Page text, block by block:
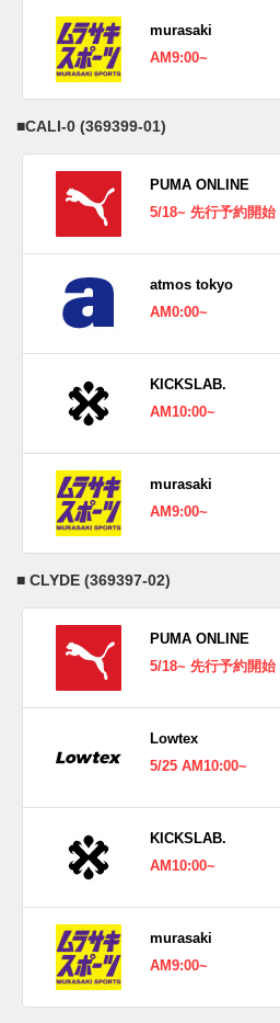
murasaki
AM9:00~
■CALI-0 (369399-01)
PUMA ONLINE
5/18~ 先行予約開始
atmos tokyo
AM0:00~
KICKSLAB.
AM10:00~
murasaki
AM9:00~
■ CLYDE (369397-02)
PUMA ONLINE
5/18~ 先行予約開始
Lowtex
5/25 AM10:00~
KICKSLAB.
AM10:00~
murasaki
AM9:00~